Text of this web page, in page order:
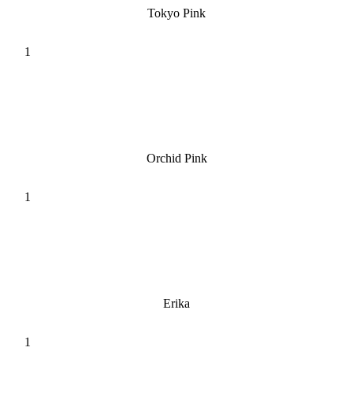
Tokyo Pink
Orchid Pink
Erika